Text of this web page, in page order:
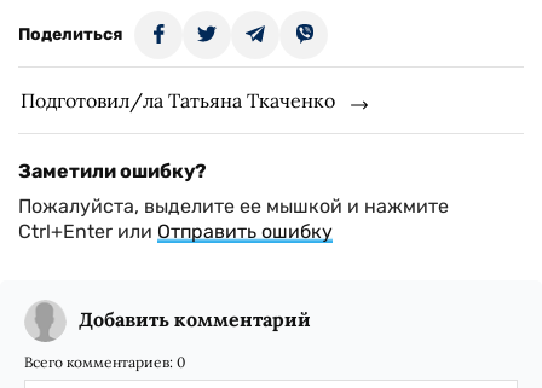
Поделиться
Подготовил/ла Татьяна Ткаченко
Заметили ошибку?
Пожалуйста, выделите ее мышкой и нажмите
Ctrl+Enter или Отправить ошибку
Добавить комментарий
Всего комментариев: 0